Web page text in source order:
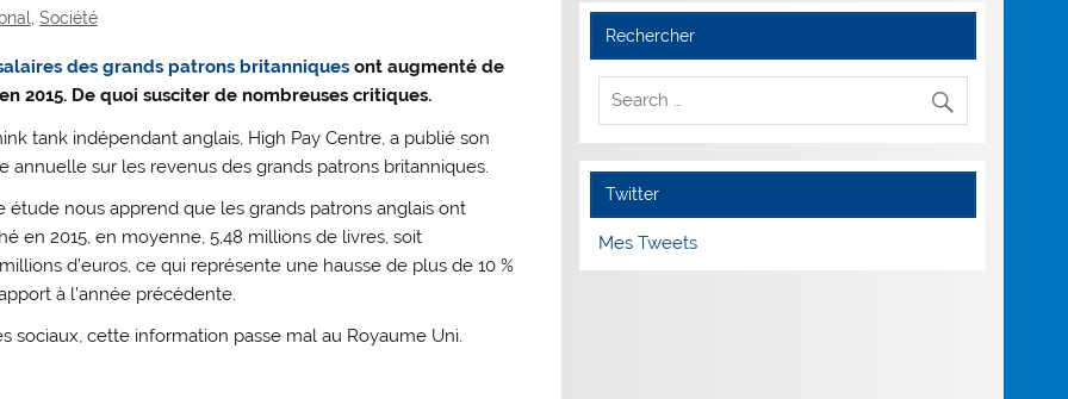
, Société
des grands patrons britanniquesont augmenté de
2015. De quoi susciter de nombreuses critiques.
tank indépendant anglais, High Pay Centre, a publié son
annuelle sur les revenus des grands patrons britanniques.
étude nous apprend que les grands patrons anglais ont
en 2015, en moyenne, 5,48 millions de livres, soit
d’euros, ce qui représente une hausse de plus de 10 %
à l’année précédente.
cette information passe mal au Royaume Uni.
Rechercher
Twitter
Mes Tweets